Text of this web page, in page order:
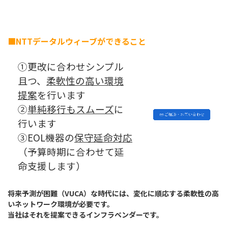
■NTTデータルウィーブができること
①更改に合わせシンプル
且つ、 柔軟性の高い環境
提案を行います
②単純移行もスムーズに
行います
③EOL機器の保守延命対応
（予算時期に合わせて延
命支援します）
将来予測が困難（VUCA）な時代には、変化に順応する柔軟性の高
いネットワーク環境が必要です。
当社はそれを提案できるインフラベンダーです。